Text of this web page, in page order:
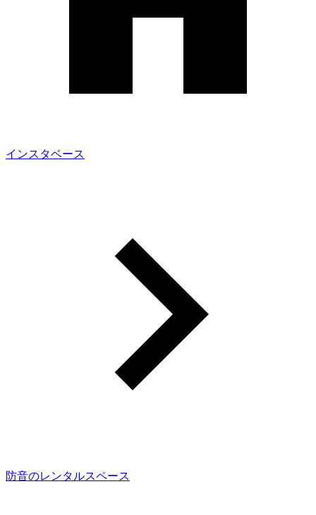
インスタベース
防音のレンタルスペース